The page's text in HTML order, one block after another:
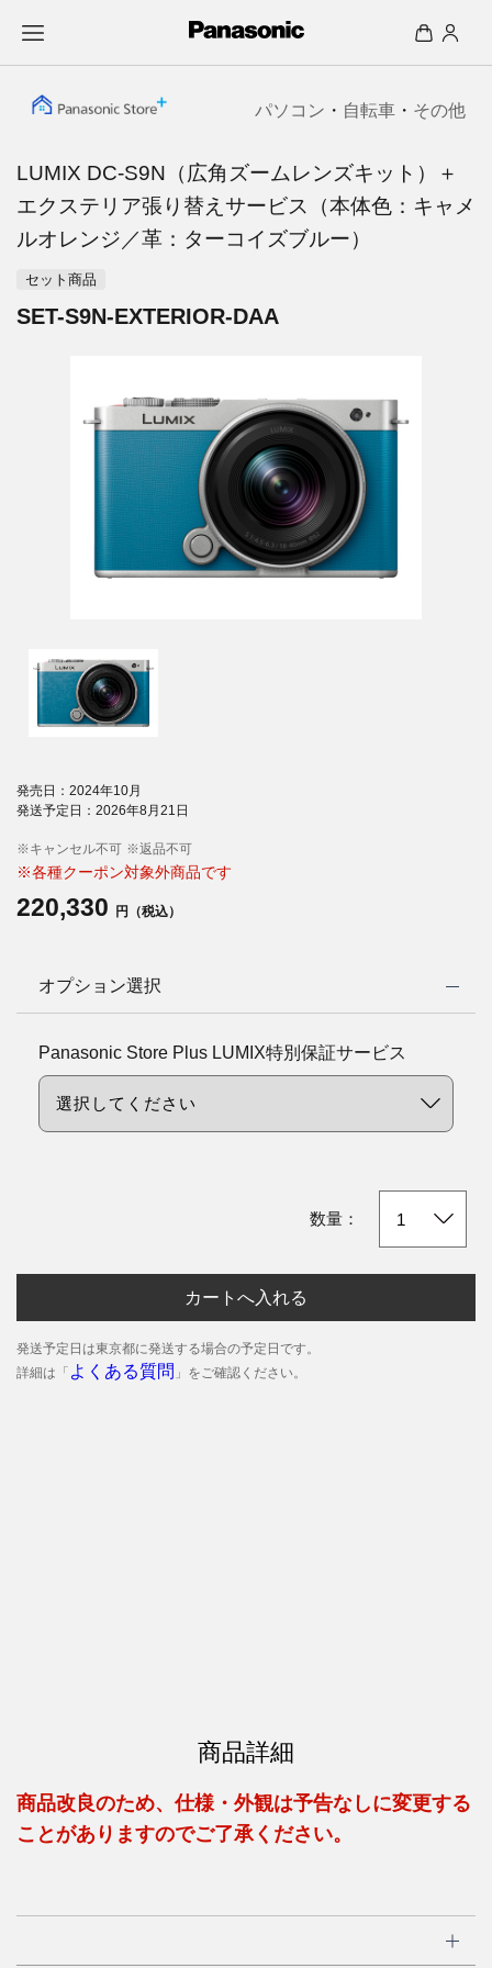
パソコン ・ 自転車 ・ その他
LUMIX DC-S9N（広角ズームレンズキット）＋
エクステリア張り替えサービス（本体色：キャメ
ルオレンジ／革：ターコイズブルー）
セット商品
SET-S9N-EXTERIOR-DAA
発売日：2024年10月
発送予定日：2026年8月21日
※キャンセル不可 ※返品不可
※各種クーポン対象外商品です
220,330 円（税込）
オプション選択
Panasonic Store Plus LUMIX特別保証サービス
数量：
カートへ入れる
発送予定日は東京都に発送する場合の予定日です。
詳細は「 よくある質問 」をご確認ください。
商品詳細
商品改良のため、仕様・外観は予告なしに変更する
ことがありますのでご了承ください。